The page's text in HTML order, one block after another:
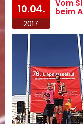
10.04.
2017
Vom
beim